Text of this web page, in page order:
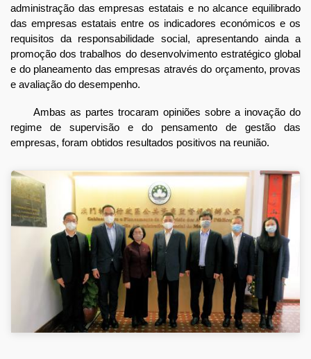
administração das empresas estatais e no alcance equilibrado
das empresas estatais entre os indicadores económicos e os
requisitos da responsabilidade social, apresentando ainda a
promoção dos trabalhos do desenvolvimento estratégico global
e do planeamento das empresas através do orçamento, provas
e avaliação do desempenho.
Ambas as partes trocaram opiniões sobre a inovação do
regime de supervisão e do pensamento de gestão das
empresas, foram obtidos resultados positivos na reunião.